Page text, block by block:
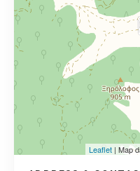
Leaflet | Map